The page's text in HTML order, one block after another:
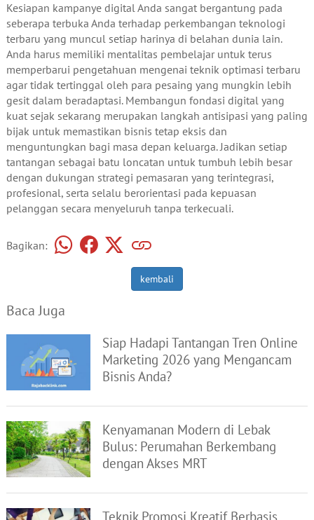
Kesiapan kampanye digital Anda sangat bergantung pada
seberapa terbuka Anda terhadap perkembangan teknologi
terbaru yang muncul setiap harinya di belahan dunia lain.
Anda harus memiliki mentalitas pembelajar untuk terus
memperbarui pengetahuan mengenai teknik optimasi terbaru
agar tidak tertinggal oleh para pesaing yang mungkin lebih
gesit dalam beradaptasi. Membangun fondasi digital yang
kuat sejak sekarang merupakan langkah antisipasi yang paling
bijak untuk memastikan bisnis tetap eksis dan
menguntungkan bagi masa depan keluarga. Jadikan setiap
tantangan sebagai batu loncatan untuk tumbuh lebih besar
dengan dukungan strategi pemasaran yang terintegrasi,
profesional, serta selalu berorientasi pada kepuasan
pelanggan secara menyeluruh tanpa terkecuali.
Bagikan:
kembali
Baca Juga
Siap Hadapi Tantangan Tren Online
Marketing 2026 yang Mengancam
Bisnis Anda?
Kenyamanan Modern di Lebak
Bulus: Perumahan Berkembang
dengan Akses MRT
Teknik Promosi Kreatif Berbasis